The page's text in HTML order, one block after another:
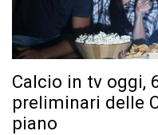
Calcio in tv oggi,
preliminari delle
piano